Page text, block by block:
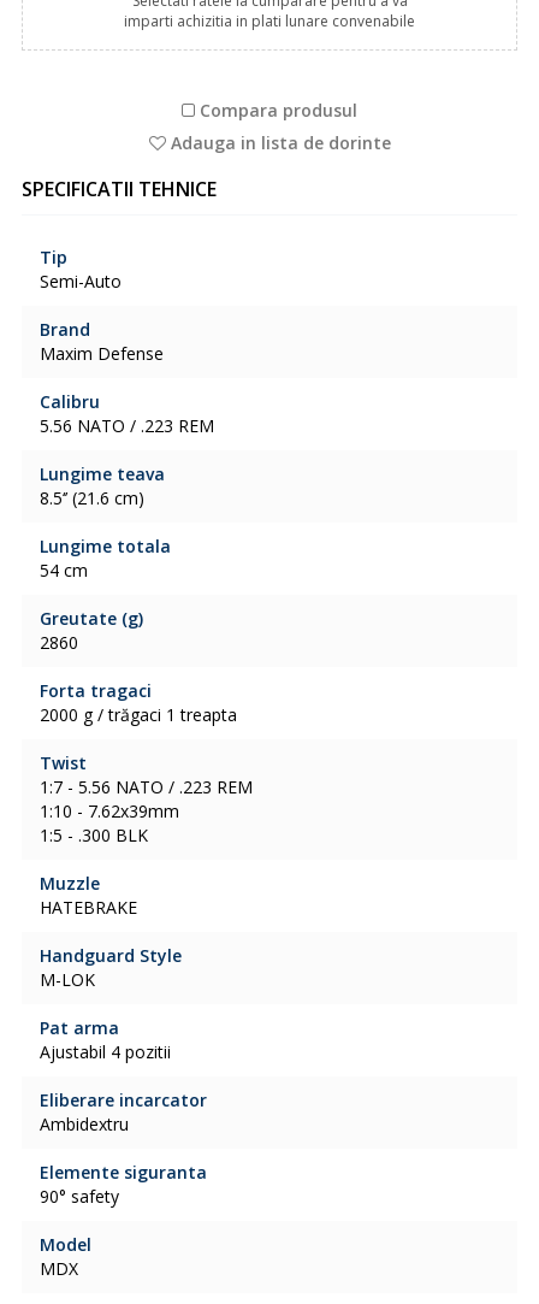
imparti achizitia in plati lunare convenabile
Compara produsul
Adauga in lista de dorinte
SPECIFICATII TEHNICE
Tip
Semi-Auto
Brand
Maxim Defense
Calibru
5.56 NATO / .223 REM
Lungime teava
8.5‘’ (21.6 cm)
Lungime totala
54 cm
Greutate (g)
2860
Forta tragaci
2000 g / trăgaci 1 treapta
Twist
1:7 - 5.56 NATO / .223 REM
1:10 - 7.62x39mm
1:5 - .300 BLK
Muzzle
HATEBRAKE
Handguard Style
M-LOK
Pat arma
Ajustabil 4 pozitii
Eliberare incarcator
Ambidextru
Elemente siguranta
90° safety
Model
MDX